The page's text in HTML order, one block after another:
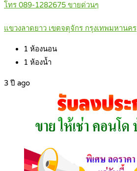
โทร 089-1282675 ขายด่วนๆ
แขวงลาดยาว เขตจตุจักร กรุงเทพมหานคร
1 ห้องนอน
1 ห้องน้ำ
3 ปี ago